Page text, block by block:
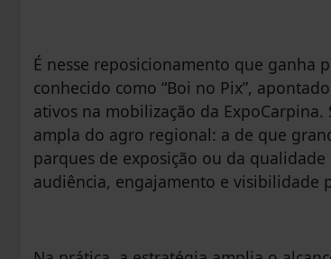
É nesse reposicionamento que ganha
conhecido como “Boi no Pix”,
ativos na mobilização da
ampla do agro regional: a de que
parques de exposição ou da
audiência, engajamento e visibilidade